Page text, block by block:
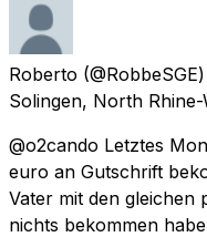
Roberto
Solingen, North Rhine-
@o2cando Letztes
euro an Gutschrift
Vater mit den
nichts bekommen